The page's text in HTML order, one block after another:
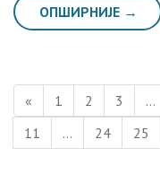
ОПШИРНИЈЕ →
« 1 2 3 …
11
… 24 25